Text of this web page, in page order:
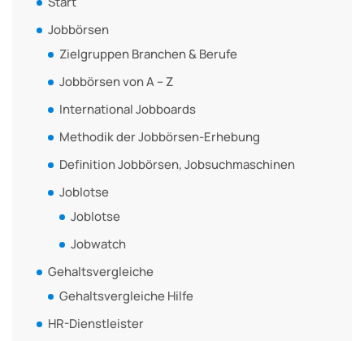
Jobbörsen
Zielgruppen Branchen & Berufe
Jobbörsen von A – Z
International Jobboards
Methodik der Jobbörsen-Erhebung
Definition Jobbörsen, Jobsuchmaschinen
Joblotse
Joblotse
Jobwatch
Gehaltsvergleiche
Gehaltsvergleiche Hilfe
HR-Dienstleister